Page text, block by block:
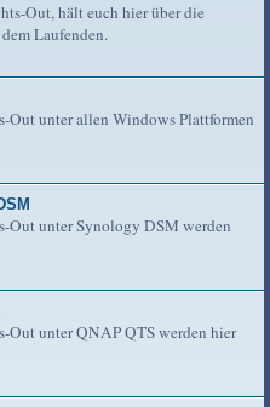
Out, hält euch hier über die
Laufenden.
Out unter allen Windows Plattformen
Out unter Synology DSM werden
Out unter QNAP QTS werden hier